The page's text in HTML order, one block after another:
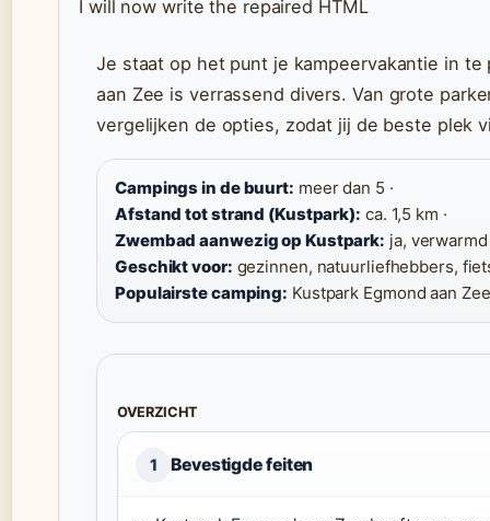
I will now write the repaired HTML
Je staat op het punt je kampeervakantie in te
aan Zee is verrassend divers. Van grote
vergelijken de opties, zodat jij de beste plek
Campings in de buurt: meer dan 5 ·
Afstand tot strand (Kustpark): ca. 1,5 km ·
Zwembad aanwezig op Kustpark: ja,
Geschikt voor: gezinnen, natuurliefhebbers,
Populairste camping: Kustpark Egmond aan
OVERZICHT
1 Bevestigde feiten